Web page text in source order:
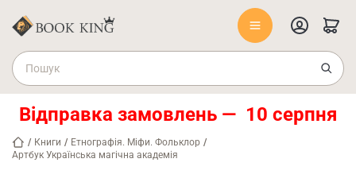
Відправка замовлень — 10 серпня
/ Книги / Етнографія. Міфи. Фольклор /
Артбук Українська магічна академія